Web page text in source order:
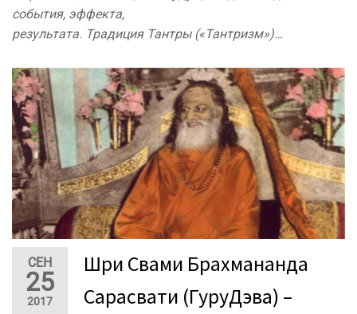
события, эффекта,
результата. Традиция Тантры («Тантризм»)…
СЕН
25
2017
Шри Свами Брахмананда
Сарасвати (ГуруДэва) –